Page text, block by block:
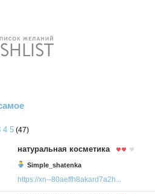
4 5 (47)
натуральная косметика
Simple_shatenka
https://xn--80aeffh8akard7a2h...